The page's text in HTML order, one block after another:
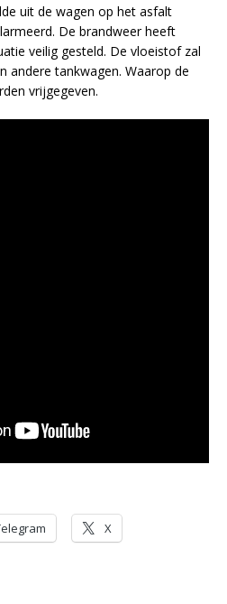
uit de wagen op het asfalt
De brandweer heeft
veilig gesteld. De vloeistof zal
andere tankwagen. Waarop de
vrijgegeven.
X